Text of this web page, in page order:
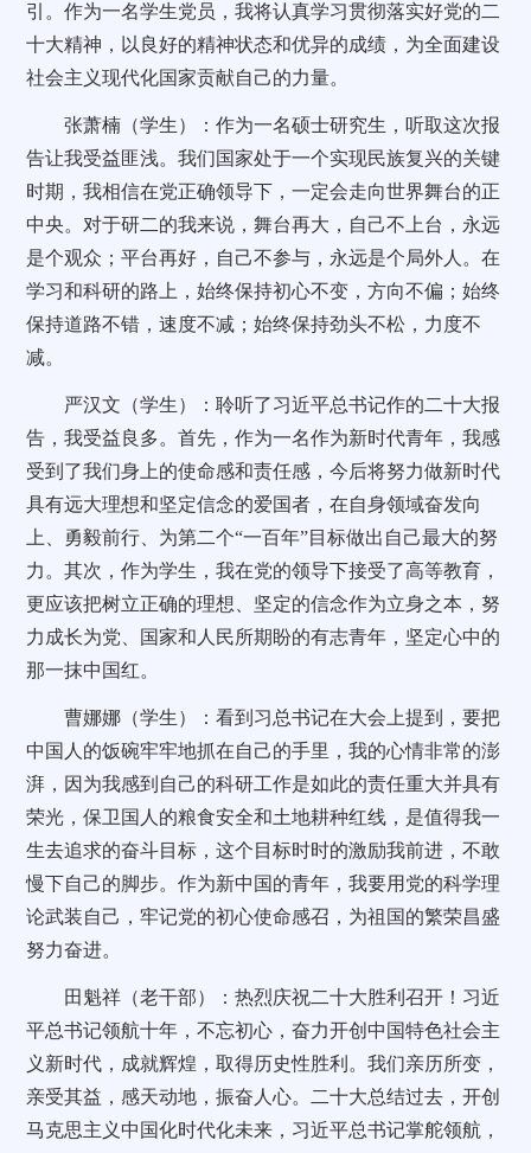
引。作为一名学生党员，我将认真学习贯彻落实好党的二
十大精神，以良好的精神状态和优异的成绩，为全面建设
社会主义现代化国家贡献自己的力量。
张萧楠（学生）：作为一名硕士研究生，听取这次报
告让我受益匪浅。我们国家处于一个实现民族复兴的关键
时期，我相信在党正确领导下，一定会走向世界舞台的正
中央。对于研二的我来说，舞台再大，自己不上台，永远
是个观众；平台再好，自己不参与，永远是个局外人。在
学习和科研的路上，始终保持初心不变，方向不偏；始终
保持道路不错，速度不减；始终保持劲头不松，力度不
减。
严汉文（学生）：聆听了习近平总书记作的二十大报
告，我受益良多。首先，作为一名作为新时代青年，我感
受到了我们身上的使命感和责任感，今后将努力做新时代
具有远大理想和坚定信念的爱国者，在自身领域奋发向
上、勇毅前行、为第二个“一百年”目标做出自己最大的努
力。其次，作为学生，我在党的领导下接受了高等教育，
更应该把树立正确的理想、坚定的信念作为立身之本，努
力成长为党、国家和人民所期盼的有志青年， 坚定心中的
那一抹中国红。
曹娜娜（学生）：看到习总书记在大会上提到，要把
中国人的饭碗牢牢地抓在自己的手里，我的心情非常的澎
湃，因为我感到自己的科研工作是如此的责任重大并具有
荣光，保卫国人的粮食安全和土地耕种红线，是值得我一
生去追求的奋斗目标，这个目标时时的激励我前进，不敢
慢下自己的脚步。作为新中国的青年，我要用党的科学理
论武装自己，牢记党的初心使命感召，为祖国的繁荣昌盛
努力奋进。
田魁祥（老干部）：热烈庆祝二十大胜利召开！习近
平总书记领航十年，不忘初心，奋力开创中国特色社会主
义新时代，成就辉煌，取得历史性胜利。我们亲历所变，
亲受其益，感天动地，振奋人心。二十大总结过去，开创
马克思主义中国化时代化未来，习近平总书记掌舵领航，